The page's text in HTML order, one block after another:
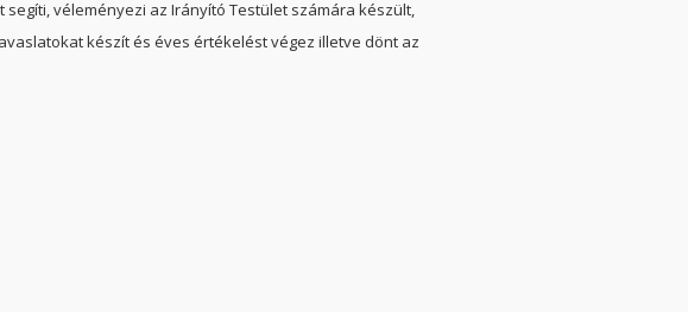
véleményezi az Irányító Testület számára készült,
készít és éves értékelést végez illetve dönt az